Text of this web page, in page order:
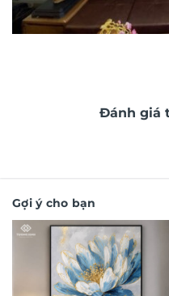
Đánh giá
Gợi ý cho bạn